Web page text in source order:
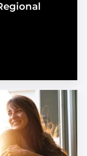
SALES